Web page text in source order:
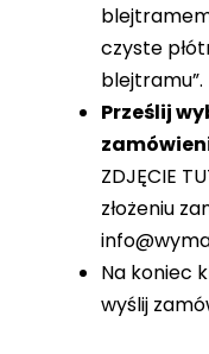
czyste
blejtramu”.
Prześlij
ZDJĘCIE
złożeniu
Na koniec
wyślij